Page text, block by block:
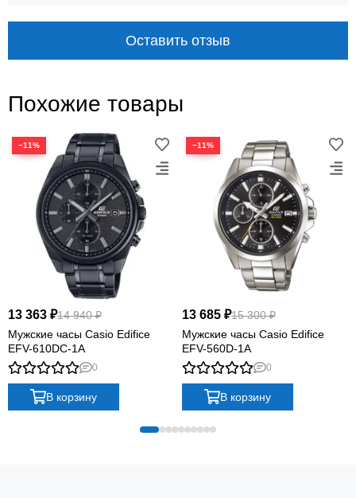
Оставить отзыв
Похожие товары
−11%
13 363 ₽14 940 ₽
Мужские часы Casio Edifice
EFV-610DC-1A
0
В корзину
−11%
13 685 ₽15 300 ₽
Мужские часы Casio Edifice
EFV-560D-1A
0
В корзину